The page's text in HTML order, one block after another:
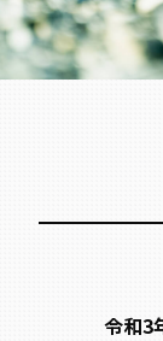
令和3